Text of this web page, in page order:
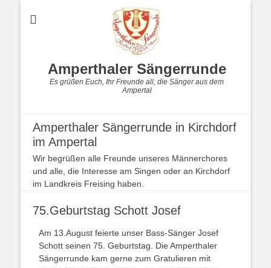
Amperthaler Sängerrunde
Es grüßen Euch, Ihr Freunde all, die Sänger aus dem
Ampertal
Amperthaler Sängerrunde in Kirchdorf
im Ampertal
Wir begrüßen alle Freunde unseres Männerchores
und alle, die Interesse am Singen oder an Kirchdorf
im Landkreis Freising haben.
75.Geburtstag Schott Josef
Am 13.August feierte unser Bass-Sänger Josef
Schott seinen 75. Geburtstag. Die Amperthaler
Sängerrunde kam gerne zum Gratulieren mit